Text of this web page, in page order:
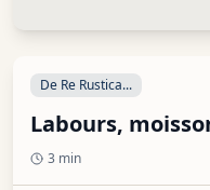
De Re Rustica...
Labours,
3 min